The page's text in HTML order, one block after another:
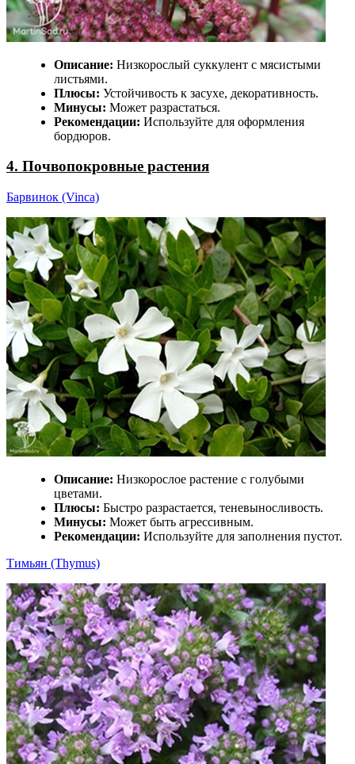
Описание: Низкорослый суккулент с мясистыми
листьями.
Плюсы: Устойчивость к засухе, декоративность.
Минусы: Может разрастаться.
Рекомендации: Используйте для оформления
бордюров.
4. Почвопокровные растения
Барвинок (Vinca)
Описание: Низкорослое растение с голубыми
цветами.
Плюсы: Быстро разрастается, теневыносливость.
Минусы: Может быть агрессивным.
Рекомендации: Используйте для заполнения пустот.
Тимьян (Thymus)